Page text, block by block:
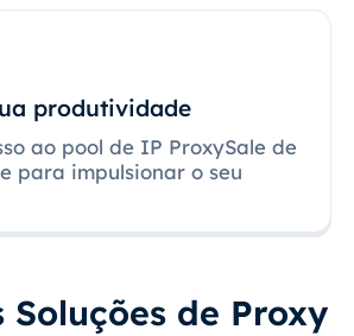
produtividade
ao pool de IP ProxySale de
para impulsionar o seu
Soluções de Proxy